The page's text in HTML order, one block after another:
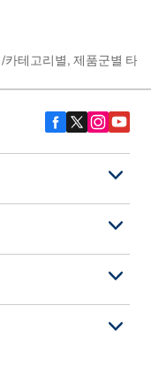
카테고리별, 제품군별 타